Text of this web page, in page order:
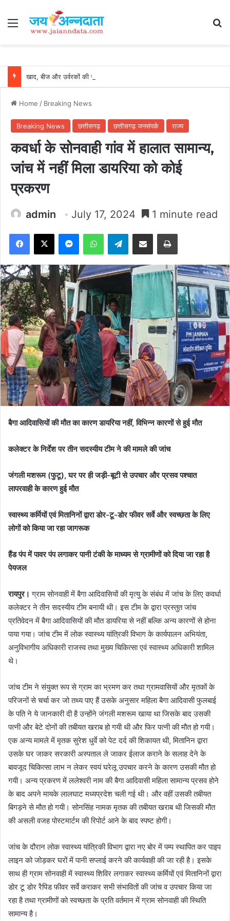
Menu
Home / Breaking News
Breaking News छत्तीसगढ़ छत्तीसगढ़ जनसंपर्क राज्य
कवर्धा के सोनवाही गांव में हालात सामान्य,
जांच में नहीं मिला डायरिया को कोई
प्रकरण
admin July 17, 2024 1 minute read
Facebook
X MessengerWhatsAppTelegramShare via Email Print
बैगा आदिवासियों की मौत का कारण डायरिया नहीं, विभिन्न कारणों से हुई मौत
कलेक्टर के निर्देश पर तीन सदस्यीय टीम ने की मामले की जांच
जंगली मशरूम (फुटू), घर पर ही जड़ी-बूटी से उपचार और प्रसव पश्चात
लापरवाही के कारण हुई मौत
स्वास्थ्य कर्मियों एवं मितानिनों द्वारा डोर-टू-डोर फीवर सर्वे और स्वच्छता के लिए
लोगों को किया जा रहा जागरूक
हैंड पंप में पावर पंप लगाकर पानी टंकी के माध्यम से ग्रामीणों को दिया जा रहा है
पेयजल
रायपुर। ग्राम सोनवाही में बैगा आदिवासियों की मृत्यु के संबंध में जांच के लिए कवर्धा
कलेक्टर ने तीन सदस्यीय टीम बनायी थी। इस टीम के द्वारा प्रस्तुत जांच
प्रतिवेदन में बैगा आदिवासियों की मौत डायरिया से नहीं बल्कि अन्य कारणों से होना
पाया गया। जांच टीम में लोक स्वास्थ्य यांत्रिकी विभाग के कार्यपालन अभियंता,
अनुविभागीय अधिकारी राजस्व तथा मुख्य चिकित्सा एवं स्वास्थ्य अधिकारी शामिल
थे।
जांच टीम ने संयुक्त रूप से ग्राम का भ्रमण कर तथा ग्रामवासियों और मृतकों के
परिजनों से चर्चा कर जो तथ्य पाए हैं उसके अनुसार महिला बैगा आदिवासी फुलबाई
के पति ने ये जानकारी दी है उन्होंने जंगली मशरूम खाया था जिसके बाद उसकी
पत्नी और बेटे दोनों की तबीयत खराब हो गयी थी और फिर पत्नी की मौत हो गयी।
एक अन्य मामले में मृतक सुरेश धुर्वे को पेट दर्द की शिकायत थी, मितानिन द्वारा
उसके घर जाकर सरकारी अस्पताल ले जाकर ईलाज कराने के सलाह देने के
बावजूद चिकित्सा लाभ न लेकर स्वयं घरेलू उपचार करने के कारण उसकी मौत हो
गयी। अन्य प्रकरण में ललेश्वरी नाम की बैगा आदिवासी महिला सामान्य प्रसव होने
के बाद अपने मायके लालघाट मध्यप्रदेश चली गई थी। और वहीं उसकी तबीयत
बिगड़ने से मौत हो गयी। सोनसिंह नामक मृतक की तबीयत खराब थी जिसकी मौत
की असली वजह पोस्टमार्टम की रिपोर्ट आने के बाद स्पष्ट होगी।
जांच के दौरान लोक स्वास्थ्य यांत्रिकी विभाग द्वारा नए बोर में पम्प स्थापित कर पाइप
लाइन को जोड़कर घरों में पानी सप्लाई करने की कार्यवाही की जा रही है। इसके
साथ ही ग्राम सोनवाही में स्वास्थ्य शिविर लगाकर स्वास्थ्य कर्मियों एवं मितानिनों द्वारा
डोर टू डोर रैपिड फीवर सर्वे कराकर सभी संभावितों की जांच व उपचार किया जा
रहा है तथा ग्रामीणों को स्वच्छता के प्रति वर्तमान में ग्राम सोनवाही की स्थिति
सामान्य है।